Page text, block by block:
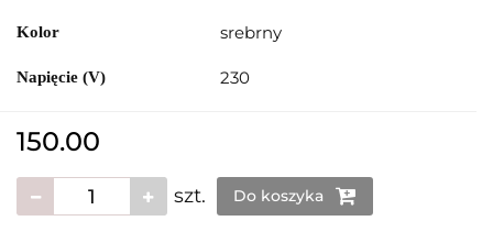
Kolor srebrny
Napięcie (V) 230
150.00
szt. Do koszyka